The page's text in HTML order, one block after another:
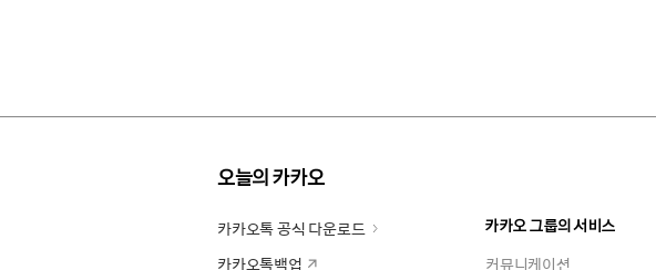
오늘의 카카오
카카오톡 공식 다운로드
카카오톡백업
카카오 그룹의 서비스
커뮤니케이션